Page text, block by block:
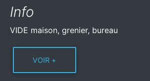
Info
VIDE maison, grenier, bureau